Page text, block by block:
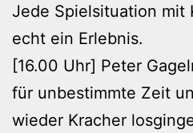
Jede Spielsituation mit
echt ein Erlebnis.
[16.00 Uhr] Peter
für unbestimmte Zeit
wieder Kracher